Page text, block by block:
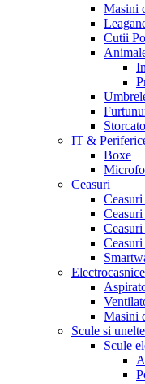
Masini
Cutii
IT &
Boxe
Ceasuri
Electrocasnice
Masini
Scule si unelte
Scule